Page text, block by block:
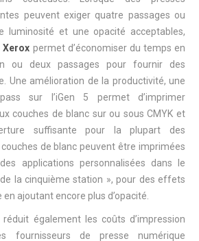
peuvent exiger quatre passages ou
luminosité et une opacité acceptables,
Xerox permet d’économiser du temps en
ou deux passages pour fournir des
Une amélioration de la productivité, une
sur l’iGen 5 permet d’imprimer
couches de blanc sur ou sous CMYK et
suffisante pour la plupart des
couches de blanc peuvent être imprimées
applications personnalisées dans le
la cinquième station », pour des effets
ajoutant encore plus d’opacité.
réduit également les coûts d’impression
fournisseurs de presse numérique